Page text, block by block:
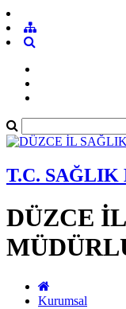
T.C.
DÜZCE
Kurumsal